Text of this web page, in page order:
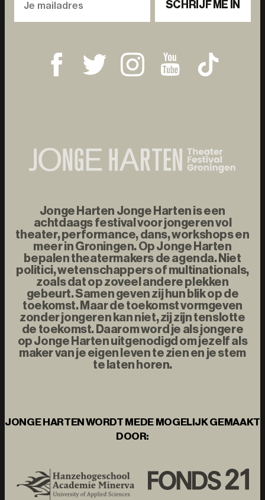
SCHRIJF ME IN
Jonge Harten Jonge Harten is een
achtdaags festival voor jongeren vol
theater, performance, dans, workshops en
meer in Groningen. Op Jonge Harten
bepalen theatermakers de agenda. Niet
politici, wetenschappers of multinationals,
zoals dat op zoveel andere plekken
gebeurt. Samen geven zij hun blik op de
toekomst. Maar de toekomst vormgeven
zonder jongeren kan niet, zij zijn tenslotte
de toekomst. Daarom word je als jongere
op Jonge Harten uitgenodigd om jezelf als
maker van je eigen leven te zien en je stem
te laten horen.
JONGE HARTEN WORDT MEDE MOGELIJK GEMAAKT
DOOR: